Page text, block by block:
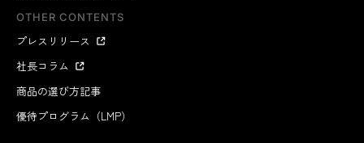
OTHER CONTENTS
プレスリリース
社長コラム
商品の選び方記事
優待プログラム（LMP）